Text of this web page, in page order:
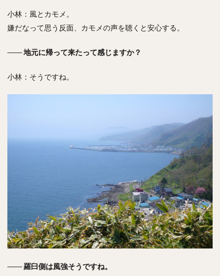
小林：風とカモメ。
嫌だなって思う反面、カモメの声を聴くと安心する。
――地元に帰って来たって感じますか？
小林：そうですね。
――羅臼側は風強そうですね。